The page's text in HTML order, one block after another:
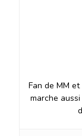
Fan de MM
marche